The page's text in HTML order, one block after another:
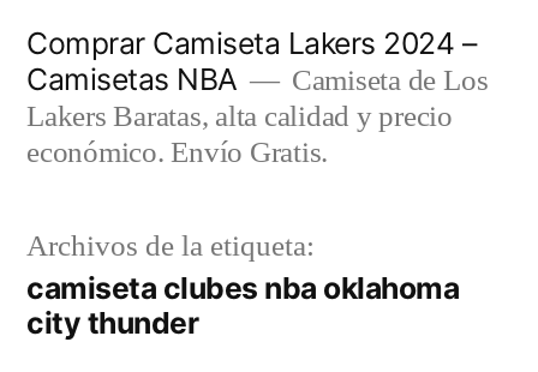
contenido
Comprar Camiseta Lakers 2024 –
Camisetas NBA
Camiseta de Los
Lakers Baratas, alta calidad y precio
económico. Envío Gratis.
Archivos de la etiqueta:
camiseta clubes nba oklahoma
city thunder